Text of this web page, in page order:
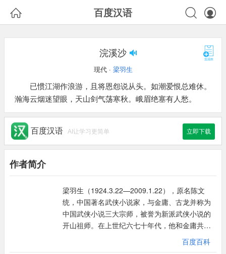
 百度汉语 

浣溪沙
现代 · 梁羽生
已惯江湖作浪游，且将恩怨说从头。如潮爱恨总难休。
瀚海云烟迷望眼，天山剑气荡寒秋。峨眉绝塞有人愁。
百度汉语 AI让学习更简单 立即下载
作者简介
梁羽生（1924.3.22—2009.1.22），原名陈文
统，中国著名武侠小说家，与金庸、古龙并称为
中国武侠小说三大宗师，被誉为新派武侠小说的
开山祖师。在上世纪六七十年代，他和金庸共同
扛起了新派武侠小说的大旗，梁羽生摒弃了旧派
武侠小说一味复仇与嗜杀的倾向，将侠行建立在
百度百科